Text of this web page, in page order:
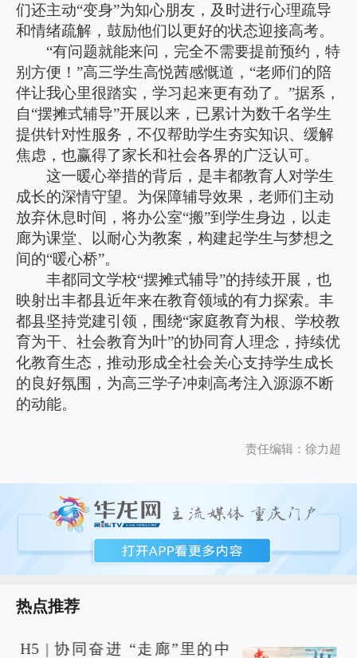
们还主动“变身”为知心朋友，及时进行心理疏导
和情绪疏解，鼓励他们以更好的状态迎接高考。
“有问题就能来问，完全不需要提前预约，特
别方便！”高三学生高悦茜感慨道，“老师们的陪
伴让我心里很踏实，学习起来更有劲了。”据系，
自“摆摊式辅导”开展以来，已累计为数千名学生
提供针对性服务，不仅帮助学生夯实知识、缓解
焦虑，也赢得了家长和社会各界的广泛认可。
这一暖心举措的背后，是丰都教育人对学生
成长的深情守望。为保障辅导效果，老师们主动
放弃休息时间，将办公室“搬”到学生身边，以走
廊为课堂、以耐心为教案，构建起学生与梦想之
间的“暖心桥”。
丰都同文学校“摆摊式辅导”的持续开展，也
映射出丰都县近年来在教育领域的有力探索。丰
都县坚持党建引领，围绕“家庭教育为根、学校教
育为干、社会教育为叶”的协同育人理念，持续优
化教育生态，推动形成全社会关心支持学生成长
的良好氛围，为高三学子冲刺高考注入源源不断
的动能。
责任编辑：徐力超
热点推荐
H5 | 协同奋进 “走廊”里的中